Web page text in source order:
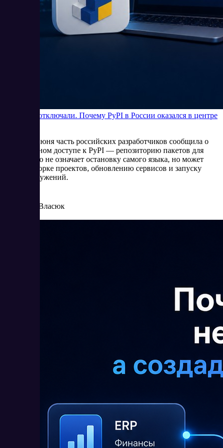
Python не отключали. Почему PyPI в России оказался в центре
В начале июня часть российских разработчиков сообщила о
нестабильном доступе к PyPI — репозиторию пакетов для
Python. Это не означает остановку самого языка, но может
мешать сборке проектов, обновлению сервисов и запуску
новых окружений.
Елена Власюк